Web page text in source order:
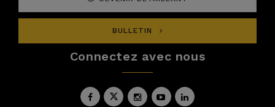
*
BULLETIN
Connectez avec nous